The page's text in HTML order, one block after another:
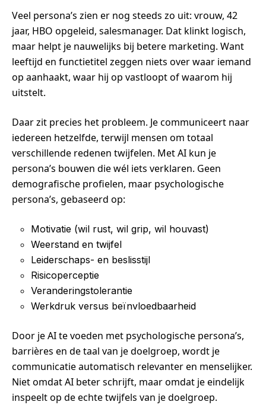
Veel persona’s zien er nog steeds zo uit: vrouw, 42
jaar, HBO opgeleid, salesmanager. Dat klinkt logisch,
maar helpt je nauwelijks bij betere marketing. Want
leeftijd en functietitel zeggen niets over waar iemand
op aanhaakt, waar hij op vastloopt of waarom hij
uitstelt.
Daar zit precies het probleem. Je communiceert naar
iedereen hetzelfde, terwijl mensen om totaal
verschillende redenen twijfelen. Met AI kun je
persona’s bouwen die wél iets verklaren. Geen
demografische profielen, maar psychologische
persona’s, gebaseerd op:
Motivatie (wil rust, wil grip, wil houvast)
Weerstand en twijfel
Leiderschaps- en beslisstijl
Risicoperceptie
Veranderingstolerantie
Werkdruk versus beïnvloedbaarheid
Door je AI te voeden met psychologische persona’s,
barrières en de taal van je doelgroep, wordt je
communicatie automatisch relevanter en menselijker.
Niet omdat AI beter schrijft, maar omdat je eindelijk
inspeelt op de echte twijfels van je doelgroep.